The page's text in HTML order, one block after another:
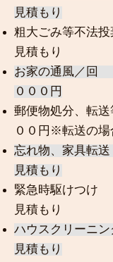
見積もり
粗大ごみ等不
見積もり
お家の通
０００円
郵便物処分、
００円※転送の場
忘れ物、
見積もり
緊急時駆
見積もり
ハウスクリーニ
見積もり